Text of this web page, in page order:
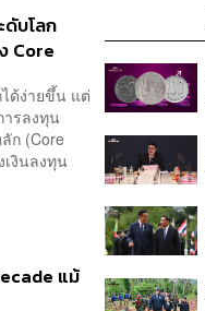
ดับโลก
Core
ด้ง่ายขึ้น แต่
รลงทุน
ก (Core
งินลงทุน
แม้